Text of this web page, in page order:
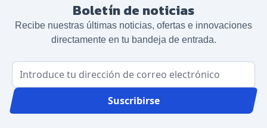
Boletín de noticias
Recibe nuestras últimas noticias, ofertas e innovaciones
directamente en tu bandeja de entrada.
Dirección de correo electrónico
Suscribirse